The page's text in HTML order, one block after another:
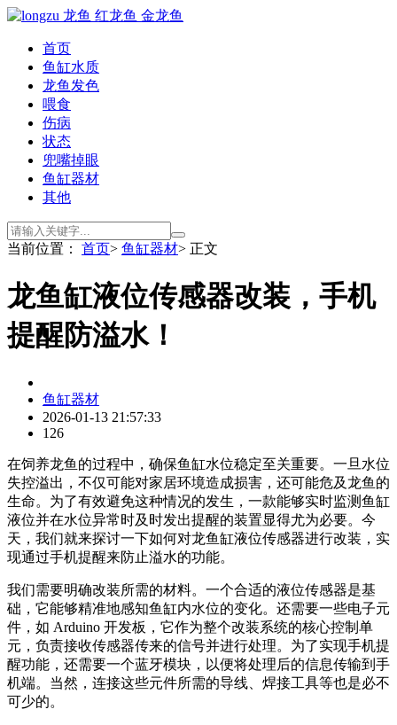
首页
鱼缸水质
龙鱼发色
喂食
伤病
状态
兜嘴掉眼
鱼缸器材
其他
当前位置： 首页> 鱼缸器材> 正文
龙鱼缸液位传感器改装，手机
提醒防溢水！
鱼缸器材
2026-01-13 21:57:33
126
在饲养龙鱼的过程中，确保鱼缸水位稳定至关重要。一旦水位
失控溢出，不仅可能对家居环境造成损害，还可能危及龙鱼的
生命。为了有效避免这种情况的发生，一款能够实时监测鱼缸
液位并在水位异常时及时发出提醒的装置显得尤为必要。今
天，我们就来探讨一下如何对龙鱼缸液位传感器进行改装，实
现通过手机提醒来防止溢水的功能。
我们需要明确改装所需的材料。一个合适的液位传感器是基
础，它能够精准地感知鱼缸内水位的变化。还需要一些电子元
件，如 Arduino 开发板，它作为整个改装系统的核心控制单
元，负责接收传感器传来的信号并进行处理。为了实现手机提
醒功能，还需要一个蓝牙模块，以便将处理后的信息传输到手
机端。当然，连接这些元件所需的导线、焊接工具等也是必不
可少的。